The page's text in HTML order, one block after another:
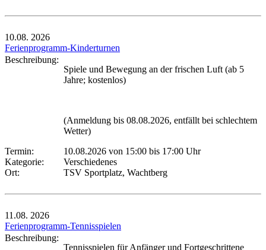
10.08. 2026
Ferienprogramm-Kinderturnen
Beschreibung:
Spiele und Bewegung an der frischen Luft (ab 5
Jahre; kostenlos)
(Anmeldung bis 08.08.2026, entfällt bei schlechtem
Wetter)
Termin:
10.08.2026 von 15:00 bis 17:00 Uhr
Kategorie:
Verschiedenes
Ort:
TSV Sportplatz, Wachtberg
11.08. 2026
Ferienprogramm-Tennisspielen
Beschreibung:
Tennisspielen für Anfänger und Fortgeschrittene